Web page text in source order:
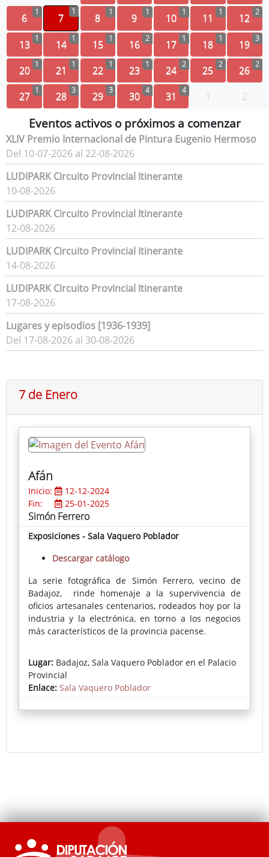
6 1 7
1
8 1 9 1 10 1 11 1 12 2
13 1 14 1 15 1 16 2 17 1 18 1 19 3
20 1 21 1 22 1 23 1 24 2 25 2 26 2
27 1 28 3 29 3 30 4 31 4 1 2
Eventos activos o próximos a comenzar
XLIV Premio Internacional de Pintura Eugenio Hermoso
Del 10-07-2026 al 22-08-2026
LUDIPARK Circuito Provincial Itinerante
10-08-2026
LUDIPARK Circuito Provincial Itinerante
12-08-2026
LUDIPARK Circuito Provincial Itinerante
14-08-2026
LUDIPARK Circuito Provincial Itinerante
17-08-2026
Lugares y episodios [1936-1939]
Del 17-08-2026 al 30-08-2026
7 de Enero
Afán
Inicio:
12-12-2024
Fin:
25-01-2025
Simón Ferrero
Exposiciones - Sala Vaquero Poblador
Descargar catálogo
La serie fotográfica de Simón Ferrero, vecino de
Badajoz, rinde homenaje a la supervivencia de
oficios artesanales centenarios, rodeados hoy por la
industria y la electrónica, en torno a los negocios
más característicos de la provincia pacense.
que emociona por su belleza y su plasticidad, por
un uso exquisito de la luz y por su audaz
acercamiento a ciertas tendencias de la pintura
especialmente). Un resultado que invita a la
manos de artesanos de distintos sectores.
Lugar: Badajoz, Sala Vaquero Poblador en el Palacio
Provincial
Enlace: Sala Vaquero Poblador